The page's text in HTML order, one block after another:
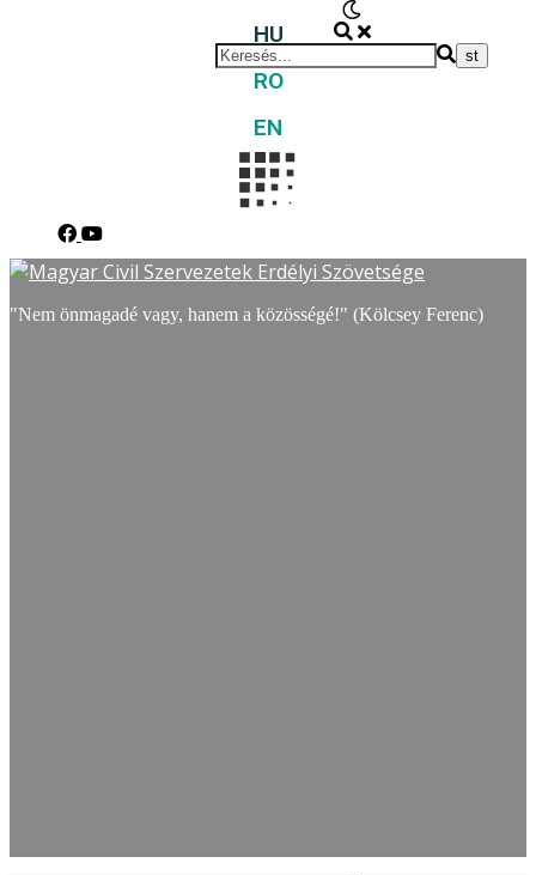
HU
RO
EN
"Nem önmagadé vagy, hanem a közösségé!" (Kölcsey Ferenc)